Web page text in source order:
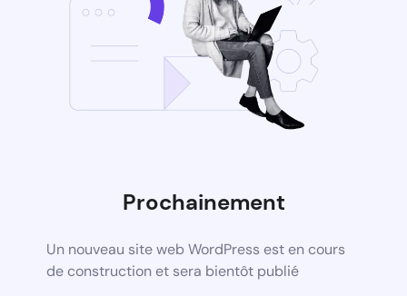
Prochainement
Un nouveau site web WordPress est en cours
de construction et sera bientôt publié